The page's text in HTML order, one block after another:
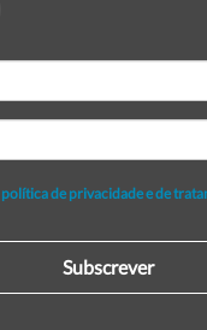
política de privacidade e de
Subscrever